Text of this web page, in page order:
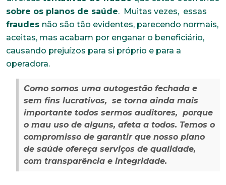
sobre os planos de saúde. Muitas vezes, essas
fraudes não são tão evidentes, parecendo normais,
aceitas, mas acabam por enganar o beneficiário,
causando prejuízos para si próprio e para a
operadora.
Como somos uma autogestão fechada e
sem fins lucrativos, se torna ainda mais
importante todos sermos auditores, porque
o mau uso de alguns, afeta a todos. Temos o
compromisso de garantir que nosso plano
de saúde ofereça serviços de qualidade,
com transparência e integridade.